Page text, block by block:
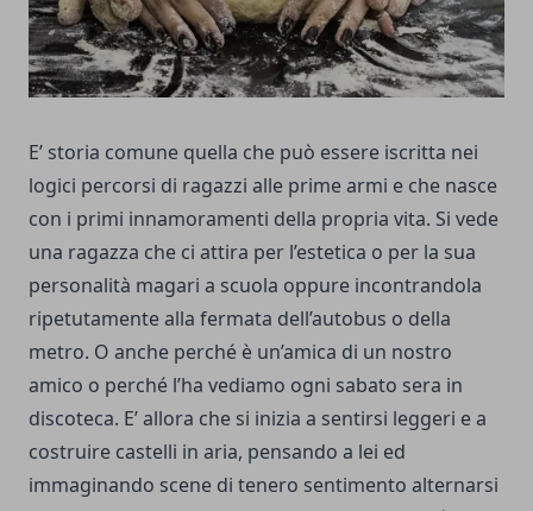
E’ storia comune quella che può essere iscritta nei
logici percorsi di ragazzi alle prime armi e che nasce
con i primi innamoramenti della propria vita. Si vede
una ragazza che ci attira per l’estetica o per la sua
personalità magari a scuola oppure incontrandola
ripetutamente alla fermata dell’autobus o della
metro. O anche perché è un’amica di un nostro
amico o perché l’ha vediamo ogni sabato sera in
discoteca. E’ allora che si inizia a sentirsi leggeri e a
costruire castelli in aria, pensando a lei ed
immaginando scene di tenero sentimento alternarsi